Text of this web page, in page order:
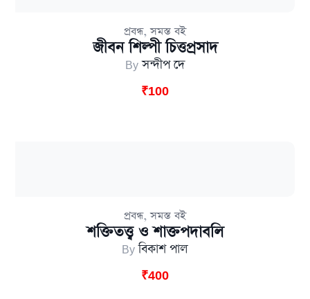
প্রবন্ধ,সমস্ত বই
জীবন শিল্পী চিত্তপ্রসাদ
Byসন্দীপ দে
₹100
প্রবন্ধ,সমস্ত বই
শক্তিতত্ত্ব ও শাক্তপদাবলি
Byবিকাশ পাল
₹400